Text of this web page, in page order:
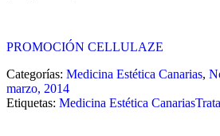
PROMOCIÓN CELLULAZE
Categorías: Medicina Estética Canarias,
marzo, 2014
Etiquetas: Medicina Estética Canarias